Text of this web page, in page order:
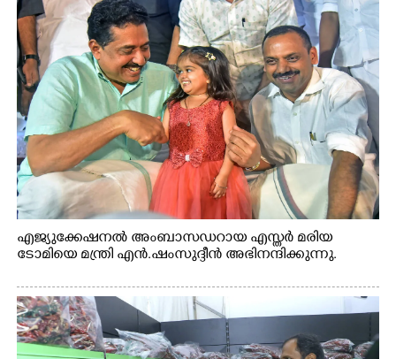
എജ്യുക്കേഷനൽ അംബാസഡറായ എസ്തർ മരിയ
ടോമിയെ മന്ത്രി എൻ.ഷംസുദ്ദീൻ അഭിനന്ദിക്കുന്നു.